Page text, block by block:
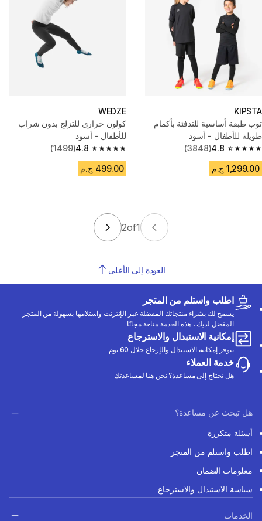
KIPSTA
توب طبقة أساسية للتدفئة بأكمام
طويلة للأطفال - أسود
4.8
4.8 out of 5 stars from 3848 reviews
(3848)
1,299.00 ج.م
WEDZE
كولون حراري للتزلج بدون شراب
للأطفال - أسود
4.8
4.8 out of 5 stars from 1499 reviews
(1499)
499.00 ج.م
1
of
2
العودة إلى الأعلى
اطلب واستلم من المتجر
يسمح لك بشراء منتجاتك المفضلة عبر الإنترنت واستلامها بسهولة من المتجر
المفضل لديك ، هذه الخدمة متاحة مجانًا
إمكانية الاستبدال والاسترجاع
تتوفر إمكانية الاستبدال والإرجاع خلال 60 يوم
خدمة العملاء
هل تحتاج إلى مساعدة؟ نحن هنا لمساعدتك
هل تبحث عن مساعدة؟
أسئلة متكررة
اطلب واستلم من المتجر
معلومات الضمان
سياسة الاستبدال والاسترجاع
الخدمات